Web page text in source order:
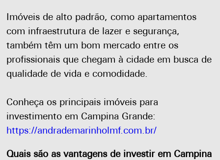
Imóveis de alto padrão, como apartamentos
com infraestrutura de lazer e segurança,
também têm um bom mercado entre os
profissionais que chegam à cidade em busca de
qualidade de vida e comodidade.
Conheça os principais imóveis para
investimento em Campina Grande:
https://andrademarinholmf.com.br/
Quais são as vantagens de investir em Campina